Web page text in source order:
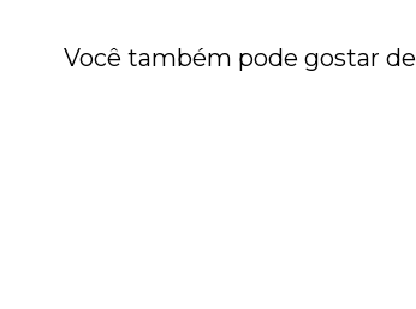
Você também pode gostar de